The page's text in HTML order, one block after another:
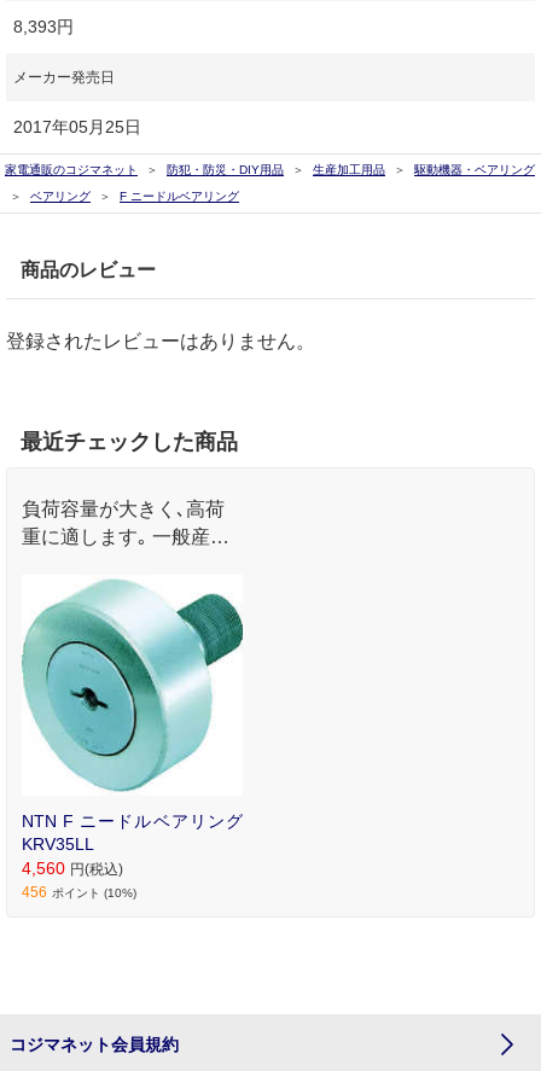
8,393円
メーカー発売日
2017年05月25日
家電通販のコジマネット 防犯・防災・DIY用品 生産加工用品
駆動機器・ベアリング
ベアリング
F ニードルベアリング
商品のレビュー
登録されたレビューはありません。
最近チェックした商品
負荷容量が大きく､高荷
重に適します｡ 一般産機
NTN F ニードルベアリング
KRV35LL
4,560 円(税込)
456 ポイント (10%)
コジマネット会員規約